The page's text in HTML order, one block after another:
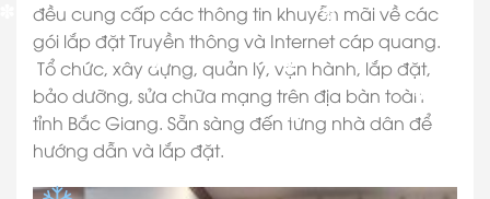
đều cung cấp các thông tin khuyễn mãi về các
gói lắp đặt Truyền thông và Internet cáp quang.
Tổ chức, xây dựng, quản lý, vận hành, lắp đặt,
bảo dưỡng, sửa chữa mạng trên địa bàn toàn
tỉnh Bắc Giang. Sẵn sàng đến từng nhà dân để
hướng dẫn và lắp đặt.
✽
✽ ✽
✽